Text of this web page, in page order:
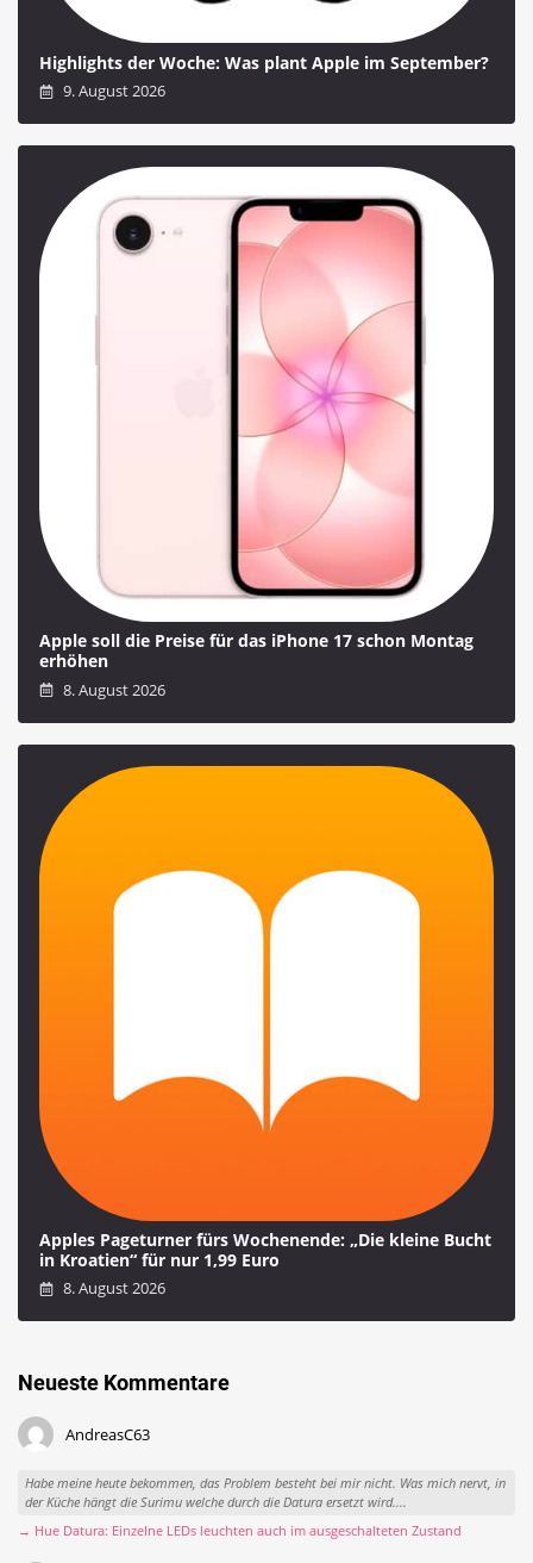
Highlights der Woche: Was plant Apple im September?
9. August 2026
Apple soll die Preise für das iPhone 17 schon Montag
erhöhen
8. August 2026
Apples Pageturner fürs Wochenende: „Die kleine Bucht
in Kroatien“ für nur 1,99 Euro
8. August 2026
Neueste Kommentare
AndreasC63
Habe meine heute bekommen, das Problem besteht bei mir nicht. Was mich nervt, in
der Küche hängt die Surimu welche durch die Datura ersetzt wird....
→ Hue Datura: Einzelne LEDs leuchten auch im ausgeschalteten Zustand